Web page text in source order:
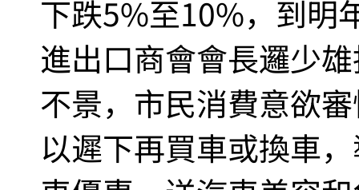
下跌5%至10%，到明
進出口商會會長邏少
不景，市民消費意欲
以遲下再買車或換車